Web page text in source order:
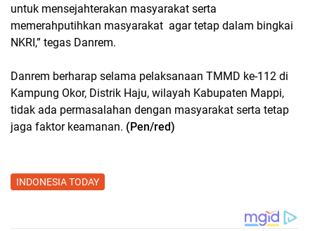
untuk mensejahterakan masyarakat serta
memerahputihkan masyarakat agar tetap dalam bingkai
NKRI,” tegas Danrem.
Danrem berharap selama pelaksanaan TMMD ke-112 di
Kampung Okor, Distrik Haju, wilayah Kabupaten Mappi,
tidak ada permasalahan dengan masyarakat serta tetap
jaga faktor keamanan. (Pen/red)
INDONESIA TODAY